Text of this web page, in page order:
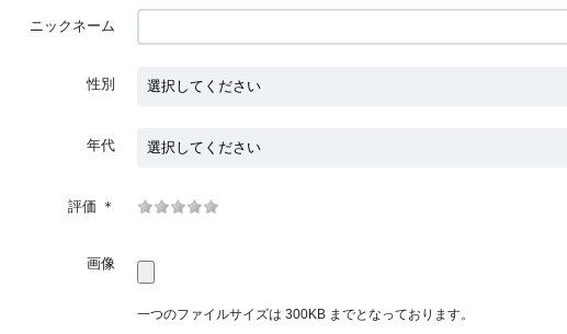
ニックネーム
性別
年代
評価 ＊
画像
一つのファイルサイズは 300KB までとなっております。